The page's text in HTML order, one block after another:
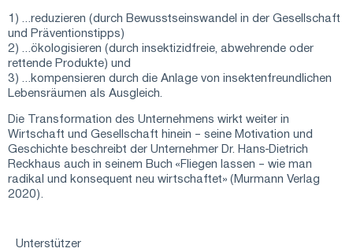
1) …reduzieren (durch Bewusstseinswandel in der Gesellschaft
und Präventionstipps)
2) …ökologisieren (durch insektizidfreie, abwehrende oder
rettende Produkte) und
3) …kompensieren durch die Anlage von insektenfreundlichen
Lebensräumen als Ausgleich.
Die Transformation des Unternehmens wirkt weiter in
Wirtschaft und Gesellschaft hinein – seine Motivation und
Geschichte beschreibt der Unternehmer Dr. Hans-Dietrich
Reckhaus auch in seinem Buch «Fliegen lassen – wie man
radikal und konsequent neu wirtschaftet» (Murmann Verlag
2020).
Unterstützer